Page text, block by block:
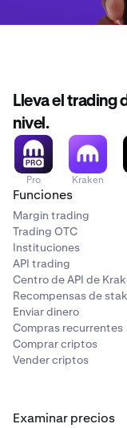
Lleva el trading
nivel.
Pro Kraken
Funciones
Margin trading
Trading OTC
Instituciones
API trading
Centro de API de
Recompensas de
Enviar dinero
Compras recurrentes
Comprar criptos
Vender criptos
Examinar precios